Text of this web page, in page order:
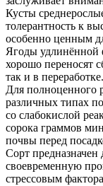
Кусты
толерантность к
особенно ценным
Ягоды удлинённой
хорошо переносят
так и в
Для полноценного
различных типах
со слабокислой
сорока граммов
почвы перед
Сорт
своевременную
стрессовым